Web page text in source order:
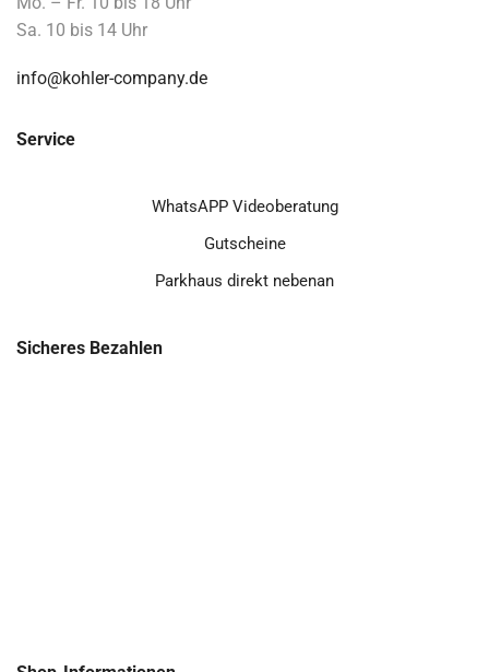
Sa. 10 bis 14 Uhr
info@kohler-company.de
Service
WhatsAPP Videoberatung
Gutscheine
Parkhaus direkt nebenan
Sicheres Bezahlen